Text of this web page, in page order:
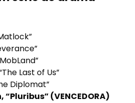
Last of Us”
Diplomat”
“Pluribus” (VENCEDORA)